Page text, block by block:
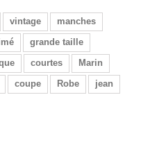
vintage
manches
grande taille
courtes
Marin
coupe Robe
jean